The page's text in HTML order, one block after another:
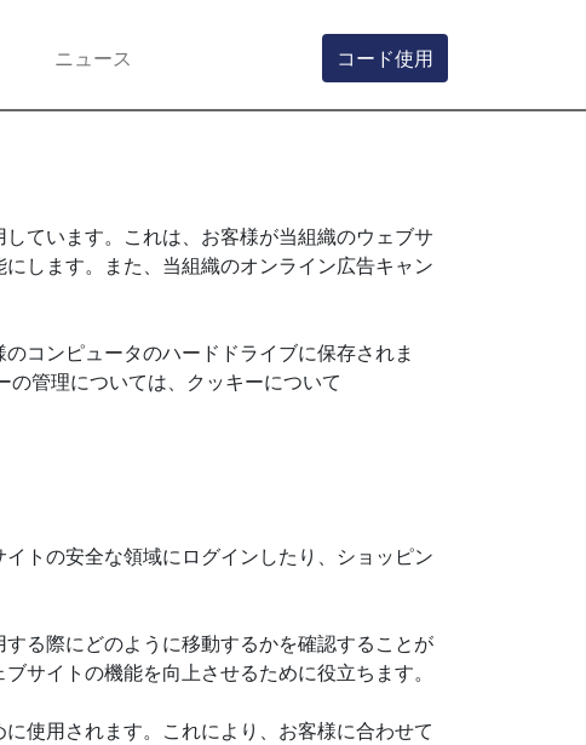
ニュース コード使用
ています。これは、お客様が当組織のウェブサ
します。また、当組織のオンライン広告キャン
コンピュータのハードドライブに保存されま
管理については、クッキーについて
トの安全な領域にログインしたり、ショッピン
る際にどのように移動するかを確認することが
サイトの機能を向上させるために役立ちます。
使用されます。これにより、お客様に合わせて